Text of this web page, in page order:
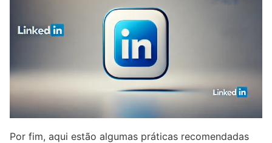
Por fim, aqui estão algumas práticas recomendadas